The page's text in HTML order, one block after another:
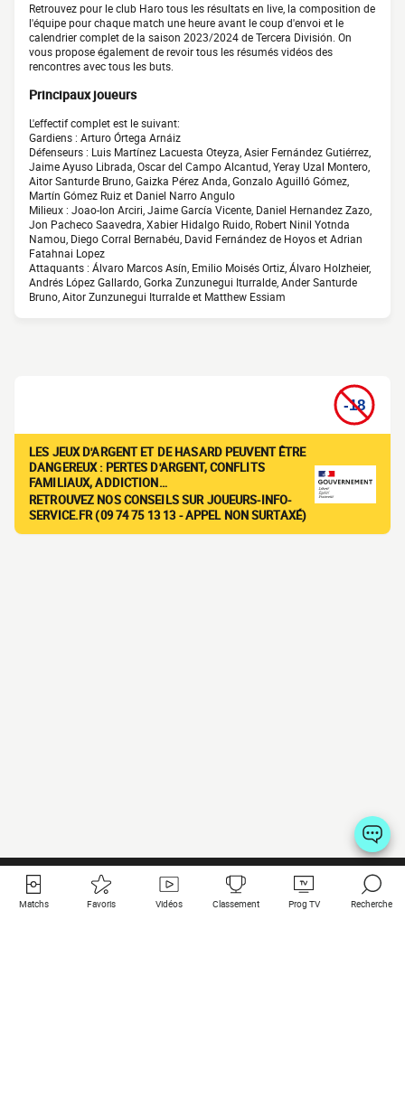
Retrouvez pour le club Haro tous les résultats en live, la composition de
l'équipe pour chaque match une heure avant le coup d'envoi et le
calendrier complet de la saison 2023/2024 de Tercera División. On
vous propose également de revoir tous les résumés vidéos des
rencontres avec tous les buts.
Principaux joueurs
L'effectif complet est le suivant:
Gardiens : Arturo Órtega Arnáiz
Défenseurs : Luis Martínez Lacuesta Oteyza, Asier Fernández Gutiérrez,
Jaime Ayuso Librada, Oscar del Campo Alcantud, Yeray Uzal Montero,
Aitor Santurde Bruno, Gaizka Pérez Anda, Gonzalo Aguilló Gómez,
Martín Gómez Ruiz et Daniel Narro Angulo
Milieux : Joao-Ion Arciri, Jaime García Vicente, Daniel Hernandez Zazo,
Jon Pacheco Saavedra, Xabier Hidalgo Ruido, Robert Ninil Yotnda
Namou, Diego Corral Bernabéu, David Fernández de Hoyos et Adrian
Fatahnai Lopez
Attaquants : Álvaro Marcos Asín, Emilio Moisés Ortiz, Álvaro Holzheier,
Andrés López Gallardo, Gorka Zunzunegui Iturralde, Ander Santurde
Bruno, Aitor Zunzunegui Iturralde et Matthew Essiam
LES JEUX D'ARGENT ET DE HASARD PEUVENT ÊTRE
DANGEREUX : PERTES D'ARGENT, CONFLITS
FAMILIAUX, ADDICTION…
RETROUVEZ NOS CONSEILS SUR JOUEURS-INFO-
SERVICE.FR (09 74 75 13 13 - APPEL NON SURTAXÉ)
Matchs Favoris Vidéos Classement Prog TV Recherche